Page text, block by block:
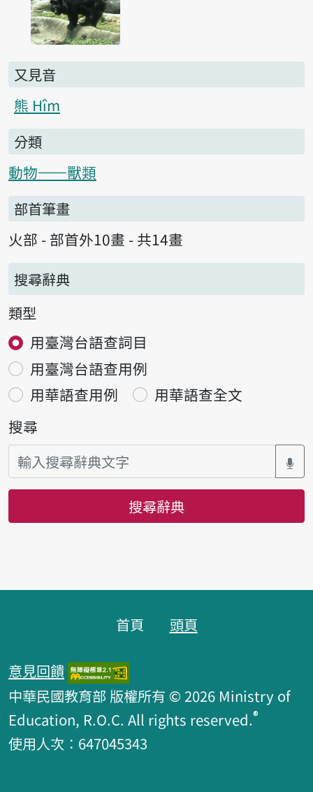
又見音
熊 Hîm
分類
動物——獸類
部首筆畫
火部 - 部首外10畫 - 共14畫
搜尋辭典
類型
用臺灣台語查詞目
用臺灣台語查用例
用華語查用例
用華語查全文
搜尋
搜尋辭典
首頁 頭頁
意見回饋
中華民國教育部 版權所有 © 2026 Ministry of
Education, R.O.C. All rights reserved.®
使用人次：647045343